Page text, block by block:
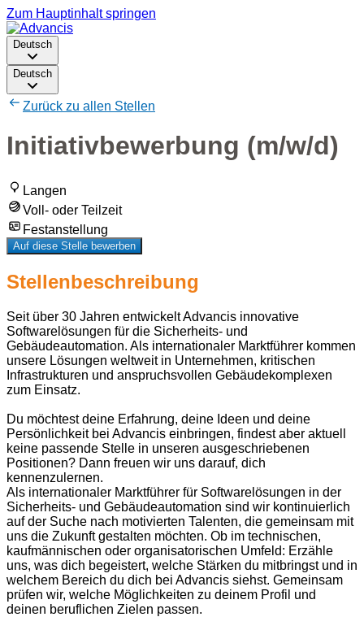
Zum Hauptinhalt springen
Deutsch
Deutsch
Zurück zu allen Stellen
Initiativbewerbung (m/w/d)
Langen
Voll- oder Teilzeit
Festanstellung
Auf diese Stelle bewerben
Stellenbeschreibung
Seit über 30 Jahren entwickelt Advancis innovative
Softwarelösungen für die Sicherheits- und
Gebäudeautomation. Als internationaler Marktführer kommen
unsere Lösungen weltweit in Unternehmen, kritischen
Infrastrukturen und anspruchsvollen Gebäudekomplexen
zum Einsatz.
Du möchtest deine Erfahrung, deine Ideen und deine
Persönlichkeit bei Advancis einbringen, findest aber aktuell
keine passende Stelle in unseren ausgeschriebenen
Positionen? Dann freuen wir uns darauf, dich
kennenzulernen.
Als internationaler Marktführer für Softwarelösungen in der
Sicherheits- und Gebäudeautomation sind wir kontinuierlich
auf der Suche nach motivierten Talenten, die gemeinsam mit
uns die Zukunft gestalten möchten. Ob im technischen,
kaufmännischen oder organisatorischen Umfeld: Erzähle
uns, was dich begeistert, welche Stärken du mitbringst und in
welchem Bereich du dich bei Advancis siehst. Gemeinsam
prüfen wir, welche Möglichkeiten zu deinem Profil und
deinen beruflichen Zielen passen.